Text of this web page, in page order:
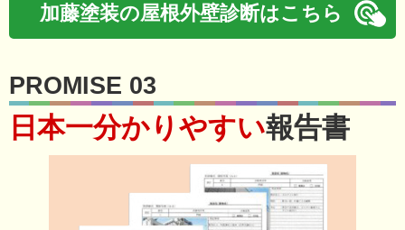
加藤塗装の屋根外壁診断はこちら
PROMISE 03
日本一分かりやすい報告書